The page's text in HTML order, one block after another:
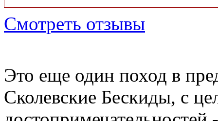
Смотреть отзывы
Это еще один поход в
Сколевские Бескиды, с